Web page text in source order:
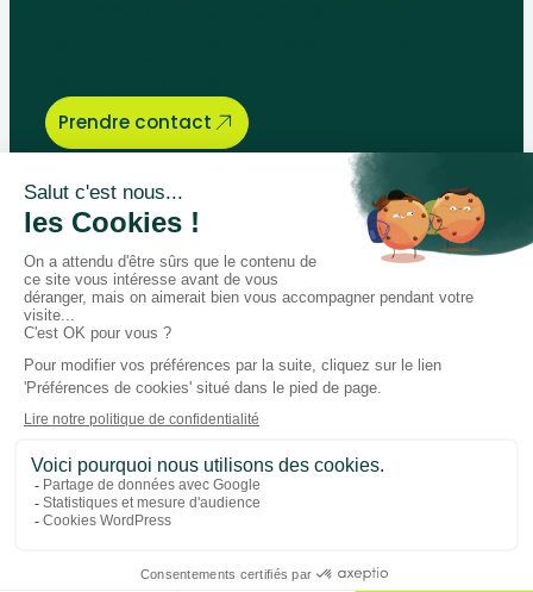
Prendre contact
Bégénat
Niveau d’enseignement
Actualités
Politique de retour
Paiement 100% sécurisé
Suivez-nous sur les réseaux
FacebookInstagram
Données personnelles